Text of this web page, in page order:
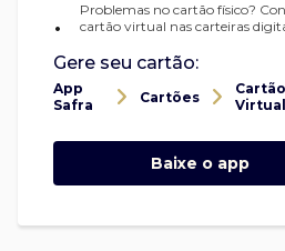
•
Problemas no cartão físico?
cartão virtual nas carteiras
Gere seu cartão:
App
Safra
Cartões
Cartão
Virtual
Baixe o app